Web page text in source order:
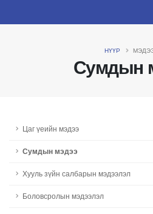
Сумдын
НҮҮР
Цаг үеийн мэдээ
Сумдын мэдээ
Хууль зүйн салбарын мэдээлэл
Боловсролын мэдээлэл